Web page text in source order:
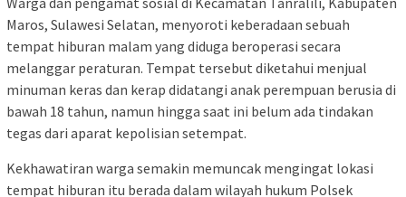
Maros, Sulawesi Selatan, menyoroti keberadaan sebuah
tempat hiburan malam yang diduga beroperasi secara
melanggar peraturan. Tempat tersebut diketahui menjual
minuman keras dan kerap didatangi anak perempuan berusia di
bawah 18 tahun, namun hingga saat ini belum ada tindakan
tegas dari aparat kepolisian setempat.
Kekhawatiran warga semakin memuncak mengingat lokasi
tempat hiburan itu berada dalam wilayah hukum Polsek